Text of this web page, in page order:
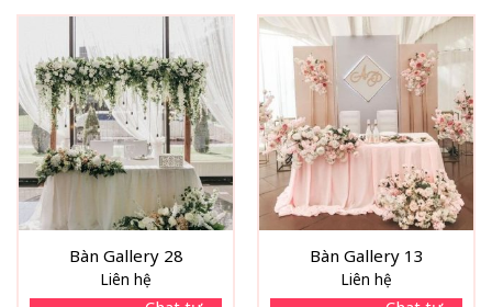
Bàn Gallery 28
Liên hệ
Bàn Gallery 13
Liên hệ